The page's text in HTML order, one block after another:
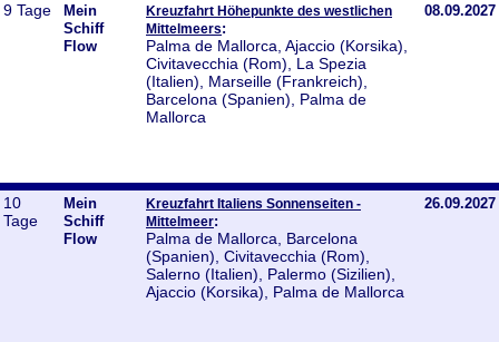
9 Tage
Mein
Schiff
Flow
Kreuzfahrt Höhepunkte des westlichen
Mittelmeers:
Palma de Mallorca, Ajaccio (Korsika),
Civitavecchia (Rom), La Spezia
(Italien), Marseille (Frankreich),
Barcelona (Spanien), Palma de
Mallorca
08.09.2027
10
Tage
Mein
Schiff
Flow
Kreuzfahrt Italiens Sonnenseiten -
Mittelmeer:
Palma de Mallorca, Barcelona
(Spanien), Civitavecchia (Rom),
Salerno (Italien), Palermo (Sizilien),
Ajaccio (Korsika), Palma de Mallorca
26.09.2027